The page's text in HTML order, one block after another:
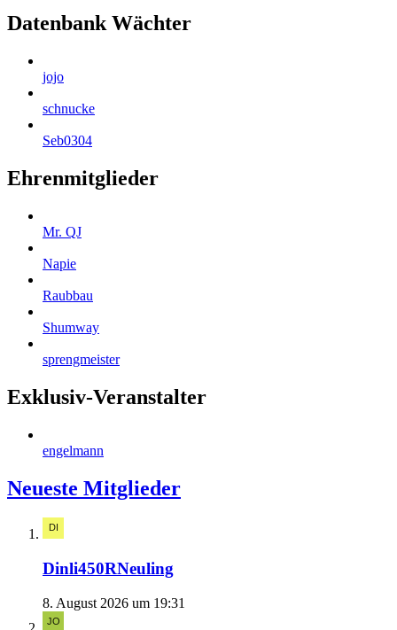
Datenbank Wächter
jojo
schnucke
Seb0304
Ehrenmitglieder
Mr. QJ
Napie
Raubbau
Shumway
sprengmeister
Exklusiv-Veranstalter
engelmann
Neueste Mitglieder
Dinli450RNeuling
8. August 2026 um 19:31